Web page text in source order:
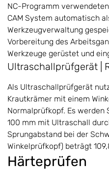
NC-Programm
CAM System automatisch
Werkzeugverwaltung
Vorbereitung des
Werkzeuge gerüstet und
Ultraschallprüfgerät |
Als Ultraschallprüfgerät
Krautkrämer mit einem
Normalprüfkopf. Es werden
100 mm mit Ultraschall
Sprungabstand bei der
Winkelprüfkopf) beträgt
Härteprüfen